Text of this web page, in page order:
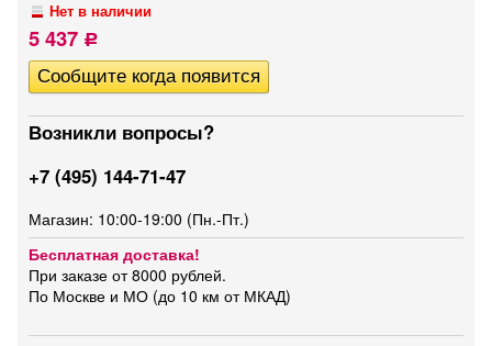
Нет в наличии
5 437 Р
Возникли вопросы?
+7 (495) 144-71-47
Магазин: 10:00-19:00 (Пн.-Пт.)
Бесплатная доставка!
При заказе от 8000 рублей.
По Москве и МО (до 10 км от МКАД)